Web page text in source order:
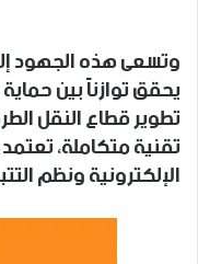
وتسعى هذه الجهود
يحقق توازناً بين
تطوير قطاع النقل
تقنية متكاملة،
الإلكترونية ونظم